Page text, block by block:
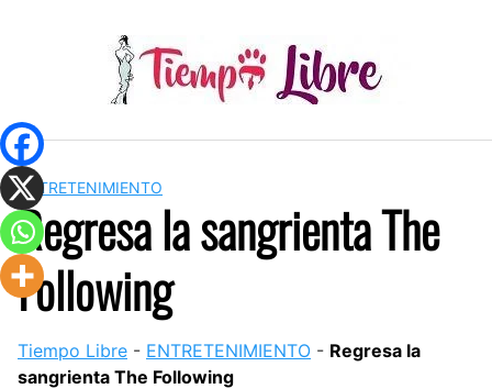
ENTRETENIMIENTO
Regresa la sangrienta The
Following
Tiempo Libre - ENTRETENIMIENTO - Regresa la
sangrienta The Following